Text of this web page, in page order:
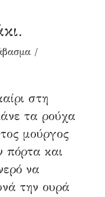
στη
τα ρούχα
μούργος
πόρτα και
να
την ουρά